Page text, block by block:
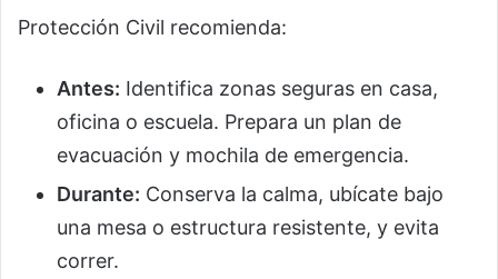
Protección Civil recomienda:
Antes: Identifica zonas seguras en casa,
oficina o escuela. Prepara un plan de
evacuación y mochila de emergencia.
Durante: Conserva la calma, ubícate bajo
una mesa o estructura resistente, y evita
correr.